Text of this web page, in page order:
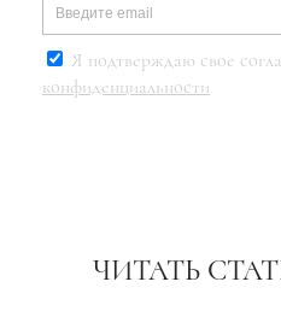
Я подтверждаю свое
конфиденциальности
ЧИТАТЬ